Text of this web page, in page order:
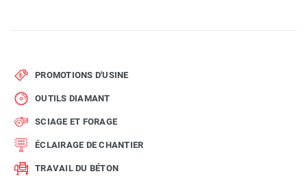
PROMOTIONS D'USINE
OUTILS DIAMANT
SCIAGE ET FORAGE
ÉCLAIRAGE DE CHANTIER
TRAVAIL DU BÉTON